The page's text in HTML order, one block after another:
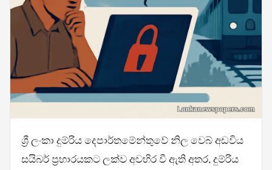
ශ්‍රී ලංකා දුම්රිය දෙපාර්තමේන්තුවේ නිල වෙබ් අඩවිය
සයිබර් ප්‍රහාරයකට ලක්ව අවහිර වී ඇති අතර, දුම්රිය